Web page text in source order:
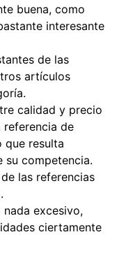
buena, como
interesante
de las
artículos
calidad y precio
referencia de
que resulta
su competencia.
las referencias
nada excesivo,
ciertamente